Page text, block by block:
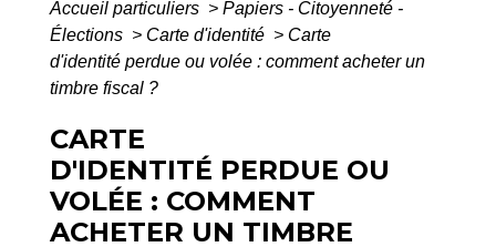
Accueil particuliers > Papiers - Citoyenneté -
Élections > Carte d'identité > Carte
d'identité perdue ou volée : comment acheter un
timbre fiscal ?
CARTE
D'IDENTITÉ PERDUE OU
VOLÉE : COMMENT
ACHETER UN TIMBRE